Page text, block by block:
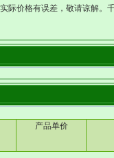
际价格有误差，敬请谅解。
产品单价